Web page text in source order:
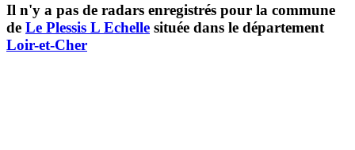
Il n'y a pas de radars enregistrés pour la commune
de Le Plessis L Echelle située dans le département
Loir-et-Cher